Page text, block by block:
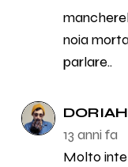
noia
parlare..
DORIAH
13 anni fa
Molto